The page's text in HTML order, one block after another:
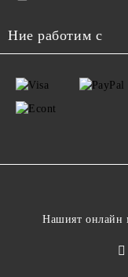
Ние работим с
Нашият онлайн